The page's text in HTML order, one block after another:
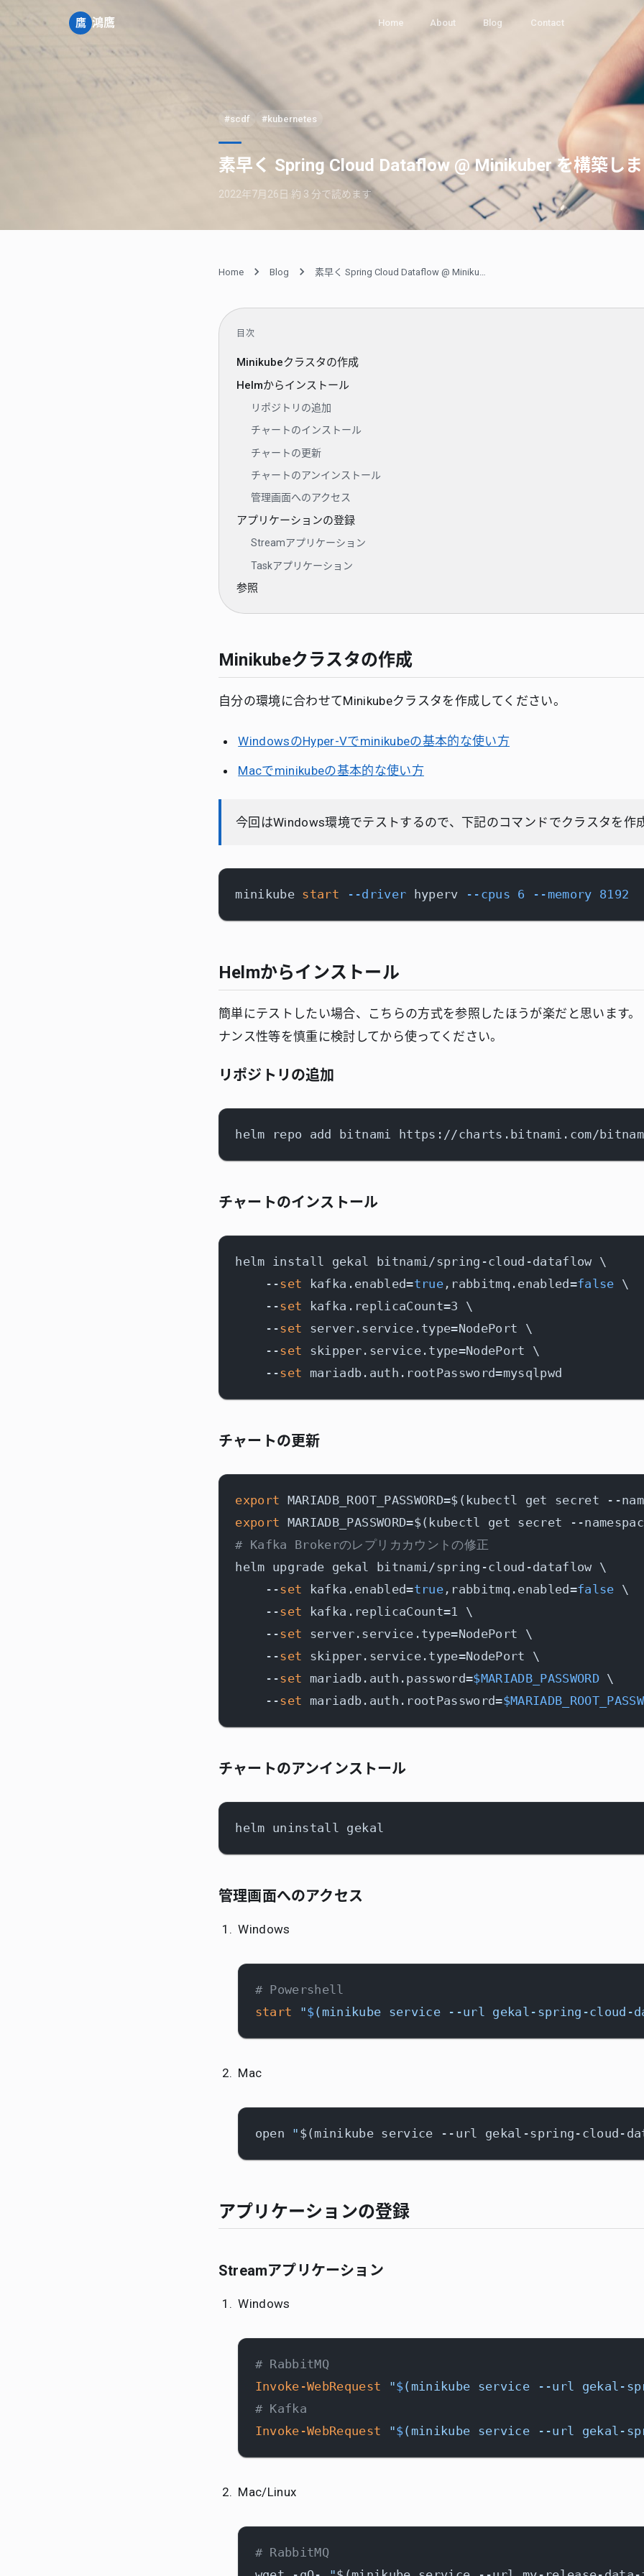
鷹 鴻鷹 Home About Blog Contact
#scdf #kubernetes
素早く Spring Cloud Dataflow @ Minikuber を構築し
2022年7月26日 ·約 3 分で読めます
Home Blog
目次
Minikubeクラスタの作成
Helmからインストール
リポジトリの追加
チャートのインストール
チャートの更新
チャートのアンインストール
管理画面へのアクセス
アプリケーションの登録
Streamアプリケーション
Taskアプリケーション
参照
Minikubeクラスタの作成
自分の環境に合わせてMinikubeクラスタを作成してください。
WindowsのHyper-Vでminikubeの基本的な使い方
Macでminikubeの基本的な使い方
今回はWindows環境でテストするので、下記のコマンドでクラスタを作
minikube start --driver hyperv --cpus 6 --memory 8192
Helmからインストール
簡単にテストしたい場合、こちらの方式を参照したほうが楽だと思います
ナンス性等を慎重に検討してから使ってください。
リポジトリの追加
チャートのインストール
helm install gekal bitnami/spring-cloud-dataflow \
    --
set kafka.enabled=true,rabbitmq.enabled=false \
    --
set kafka.replicaCount=3 \
    --
set server.service.type=NodePort \
    --
set skipper.service.type=NodePort \
    --
set
チャートの更新
export MARIADB_ROOT_PASSWORD=$(kubectl get secret
export MARIADB_PASSWORD=$(kubectl get secret --
# Kafka Brokerのレプリカカウントの修正
helm upgrade gekal bitnami/spring-cloud-dataflow \
    --
set kafka.enabled=true,rabbitmq.enabled=false \
    --
set kafka.replicaCount=1 \
    --
set server.service.type=NodePort \
    --
set skipper.service.type=NodePort \
    --
set mariadb.auth.password=$MARIADB_PASSWORD \
    --
set mariadb.auth.rootPassword=
チャートのアンインストール
管理画面へのアクセス
Windows
# Powershell
start
"$(minikube service --url gekal-spring-cloud-
Mac
open " $(minikube service --url gekal-spring-cloud-
アプリケーションの登録
Streamアプリケーション
Windows
# RabbitMQ
Invoke-WebRequest
"$(minikube service --url gekal-
# Kafka
Invoke-WebRequest
"$(minikube service --url gekal-
Mac/Linux
# RabbitMQ